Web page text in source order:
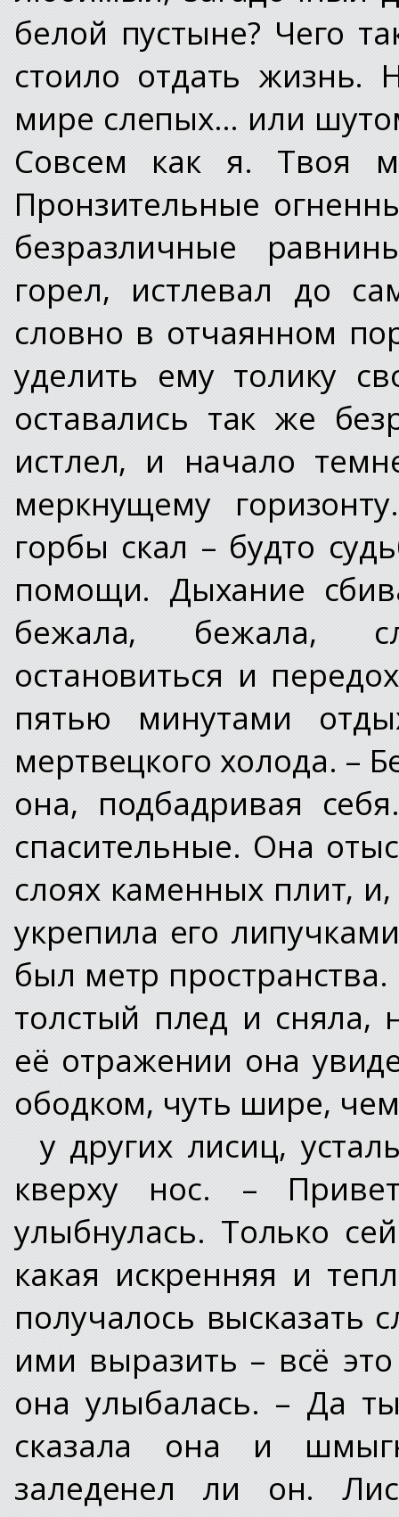
белой пустыне? Чего
стоило отдать
мире слепых… или
Совсем как я. Твоя
Пронзительные
безразличные
горел, истлевал до
словно в отчаянном
уделить ему толику
оставались так же
истлел, и начало
меркнущему
горбы скал – будто
помощи. Дыхание
бежала, бежала,
остановиться и
пятью минутами
мертвецкого холода. –
она, подбадривая
спасительные. Она
слоях каменных плит,
укрепила его
был метр
толстый плед и сняла,
её отражении она
ободком, чуть шире, чем
у других лисиц,
кверху нос. –
улыбнулась. Только
какая искренняя и
получалось высказать
ими выразить – всё
она улыбалась. – Да
сказала она и
заледенел ли он.